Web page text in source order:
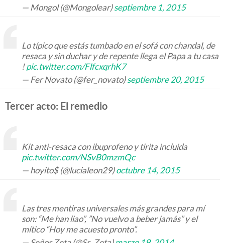
— Mongol (@Mongolear)septiembre 1, 2015
Lo típico que estás tumbado en el sofá con chandal, de
resaca y sin duchar y de repente llega el Papa a tu casa
!pic.twitter.com/FlfcxqrhK7
— Fer Novato (@fer_novato)septiembre 20, 2015
Tercer acto: El remedio
Kit anti-resaca con ibuprofeno y tirita incluida
pic.twitter.com/NSvB0mzmQc
— hoyito$ (@lucialeon29)octubre 14, 2015
Las tres mentiras universales más grandes para mí
son: “Me han liao”, ”No vuelvo a beber jamás” y el
mítico “Hoy me acuesto pronto”.